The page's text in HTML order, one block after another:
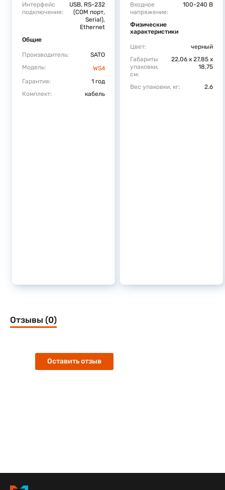
Интерфейс
подключения:
USB, RS-232
(COM порт,
Serial),
Ethernet
Общие
Производитель:
SATO
Модель:
WS4
Гарантия:
1 год
Комплект:
кабель
Входное
напряжение:
100-240 В
Физические
характеристики
Цвет:
черный
Габариты
упаковки,
см:
22,06 x 27,85 x
18,75
Вес упаковки, кг: 2.6
Отзывы (0)
Оставить отзыв